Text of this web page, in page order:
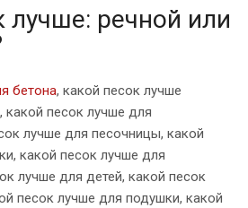
лучше: речной или
бетона, какой песок лучше
какой песок лучше для
лучше для песочницы, какой
какой песок лучше для
лучше для детей, какой песок
песок лучше для подушки, какой